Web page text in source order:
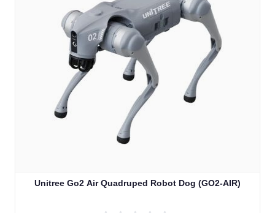
Unitree Go2 Air Quadruped Robot Dog (GO2-AIR)